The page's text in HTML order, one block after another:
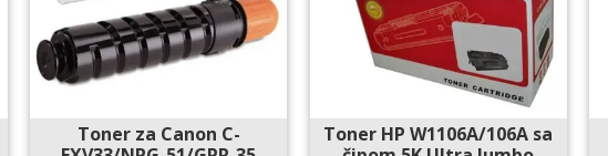
Toner za Canon C-
Toner HP W1106A/106A sa